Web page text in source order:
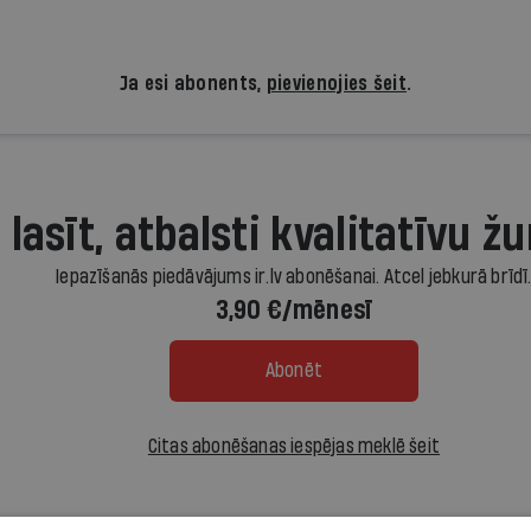
Ja esi abonents, pievienojies šeit.
lasīt, atbalsti kvalitatīvu
Iepazīšanās piedāvājums ir.lv abonēšanai. Atcel jebkurā brīdī.
3,90 €/mēnesī
Abonēt
Citas abonēšanas iespējas meklē šeit